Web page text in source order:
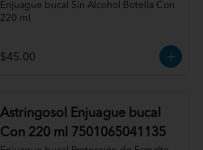
Enjuague bucal Sin Alcohol Botella Con
220 ml
$45.00
Astringosol Enjuague bucal
Con 220 ml 7501065041135